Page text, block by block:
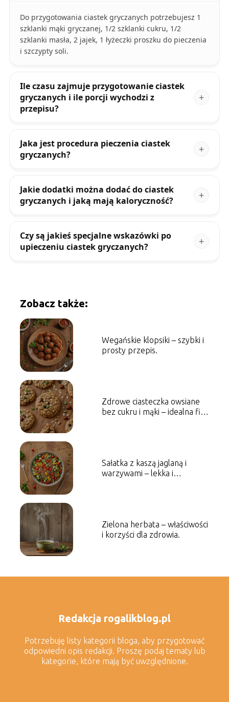
Do przygotowania ciastek gryczanych potrzebujesz 1
szklanki mąki gryczanej, 1/2 szklanki cukru, 1/2
szklanki masła, 2 jajek, 1 łyżeczki proszku do pieczenia
i szczypty soli.
Ile czasu zajmuje przygotowanie ciastek
gryczanych i ile porcji wychodzi z
przepisu?
Jaka jest procedura pieczenia ciastek
gryczanych?
Jakie dodatki można dodać do ciastek
gryczanych i jaką mają kaloryczność?
Czy są jakieś specjalne wskazówki po
upieczeniu ciastek gryczanych?
Zobacz także:
Wegańskie klopsiki – szybki i
prosty przepis.
Zdrowe ciasteczka owsiane
bez cukru i mąki – idealna fit
Sałatka z kaszą jaglaną i
warzywami – lekka i
Zielona herbata – właściwości
i korzyści dla zdrowia.
Redakcja rogalikblog.pl
Potrzebuję listy kategorii bloga, aby przygotować
odpowiedni opis redakcji. Proszę podaj tematy lub
kategorie, które mają być uwzględnione.